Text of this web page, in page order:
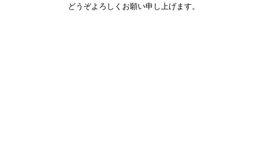
どうぞよろしくお願い申し上げます。